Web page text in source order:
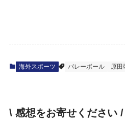
海外スポーツ バレーボール 原田
\ 感想をお寄せください /